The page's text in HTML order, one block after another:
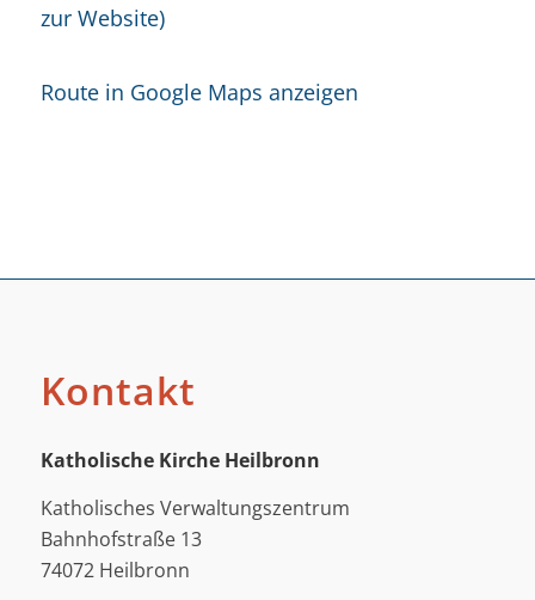
zur Website)
Route in Google Maps anzeigen
Kontakt
Katholische Kirche Heilbronn
Katholisches Verwaltungszentrum
Bahnhofstraße 13
74072 Heilbronn